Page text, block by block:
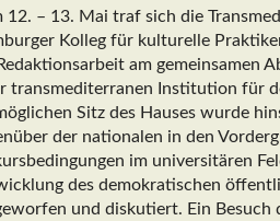
12. – 13. Mai traf sich die
Kolleg für kulturelle
am gemeinsamen
transmediterranen Institution für
Sitz des Hauses wurde
der nationalen in den
im universitären
des demokratischen
und diskutiert. Ein Besuch